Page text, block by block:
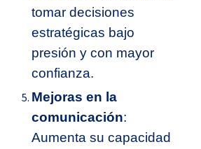
tomar decisiones
estratégicas bajo
presión y con mayor
confianza.
Mejoras en la
comunicación:
Aumenta su capacidad